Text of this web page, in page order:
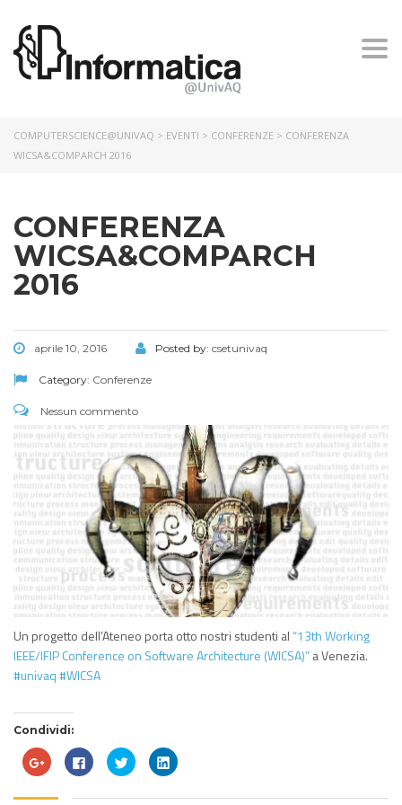
COMPUTERSCIENCE@UNIVAQ > EVENTI > CONFERENZE > CONFERENZA
WICSA&COMPARCH 2016
CONFERENZA
WICSA&COMPARCH
2016
aprile 10, 2016 Posted by: csetunivaq
Category: Conferenze
Nessun commento
Un progetto dell’Ateneo porta otto nostri studenti al“13th Working
IEEE/IFIP Conference on Software Architecture (WICSA)”a Venezia.
#univaq#WICSA
Condividi:
Fai
clic
condividere
Fai
clic
su
Fai
clic
condividere
Fai
clic
condividere